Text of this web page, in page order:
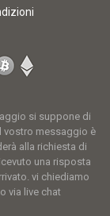
si suppone di
vostro messaggio è
alla richiesta di
una risposta
vi chiediamo
via live chat